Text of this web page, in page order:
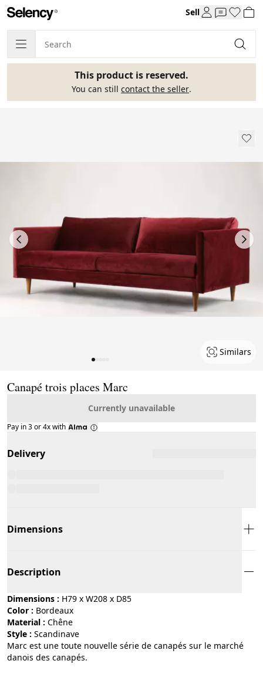
Sell
This product is reserved.
You can still contact the seller.
Similars
Canapé trois places Marc
Currently unavailable
Pay in 3 or 4x with
Delivery
Dimensions
Description
Dimensions : H79 x W208 x D85
Color :
bordeaux
Material :
chêne
Style :
scandinave
Marc est une toute nouvelle série de canapés sur le marché
danois des canapés.